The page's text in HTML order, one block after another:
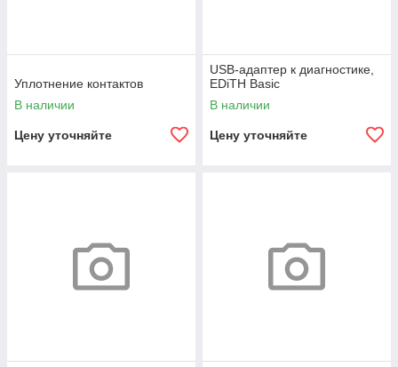
Уплотнение контактов
В наличии
Цену уточняйте
USB-адаптер к диагностике,
EDiTH Basic
В наличии
Цену уточняйте